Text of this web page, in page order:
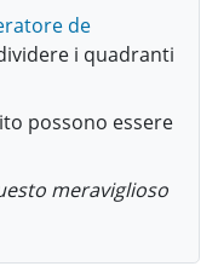
de
i quadranti
possono essere
meraviglioso